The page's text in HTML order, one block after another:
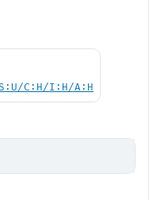
C:H/I:H/A:H